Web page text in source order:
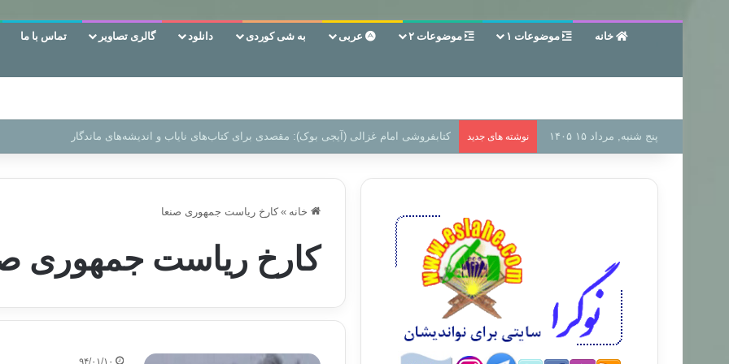
خانه موضوعات ۱ موضوعات ۲ عربی به شی کوردی دانلود گالری تصاویر تماس با ما
پنج شنبه, مرداد ۱۵ ۱۴۰۵ نوشته های جدید سر دفتر فساد در زمین‌، دوری وکناره‌گیری از راه خداست‌!
خانه » کارخ ریاست جمهوری صنعا
کارخ ریاست جمهوری
۹۴/۰۱/۱۰